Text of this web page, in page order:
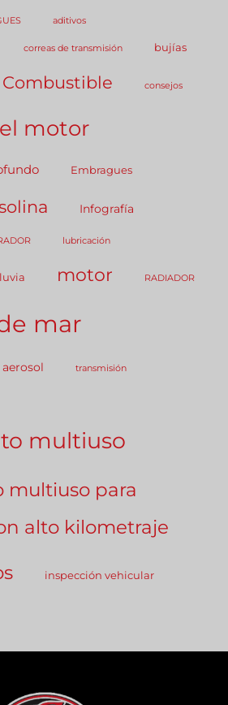
aditivos
correas de transmisión bujías
Combustible consejos
motor
Embragues
Infografía
lubricación
motor RADIADOR
mar
transmisión
multiuso
para
alto kilometraje
inspección vehicular